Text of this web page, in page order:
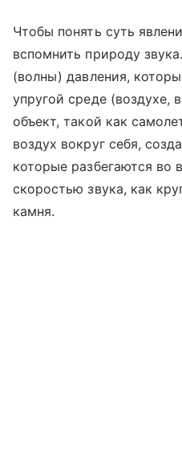
Чтобы понять суть
вспомнить природу
(волны) давления,
упругой среде (воздухе,
объект, такой как
воздух вокруг себя,
которые разбегаются во
скоростью звука, как
камня.